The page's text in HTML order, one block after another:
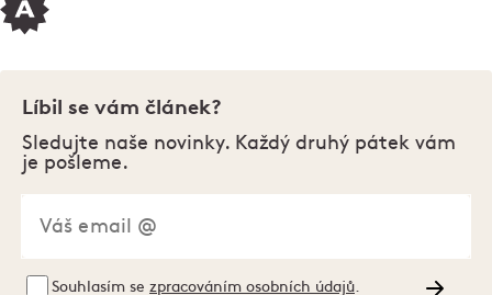
Líbil se vám článek?
Sledujte naše novinky. Každý druhý pátek vám
je pošleme.
Souhlasím se zpracováním osobních údajů